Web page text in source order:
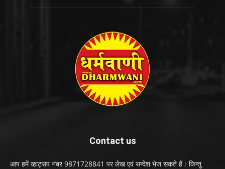
Contact us
आप हमें व्हाट्सप नंबर 9871728841 पर लेख एवं सन्देश भेज सकते हैं। किन्तु